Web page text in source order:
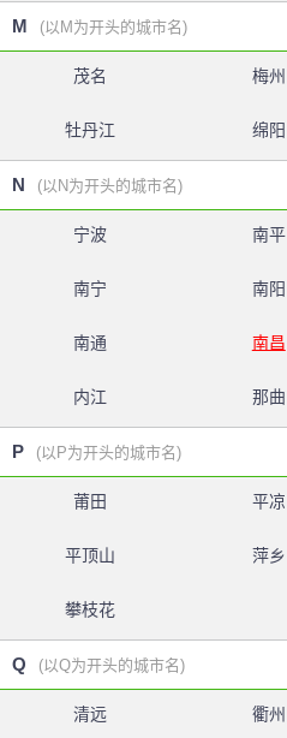
M (以M为开头的城市名)
茂名 梅州
牡丹江 绵阳
N (以N为开头的城市名)
宁波 南平
南宁 南阳
南通 南昌
内江 那曲
P (以P为开头的城市名)
莆田 平凉
平顶山 萍乡
攀枝花
Q (以Q为开头的城市名)
清远 衢州